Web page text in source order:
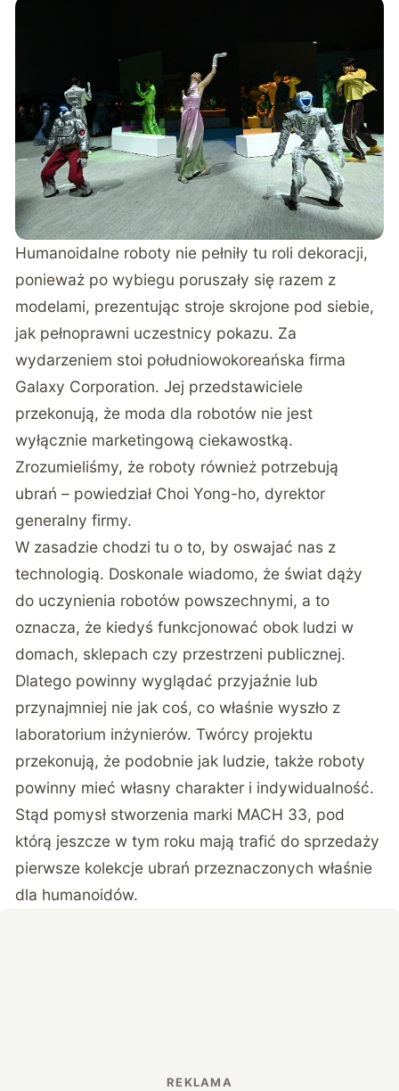
Humanoidalne roboty nie pełniły tu roli dekoracji,
ponieważ po wybiegu poruszały się razem z
modelami, prezentując stroje skrojone pod siebie,
jak pełnoprawni uczestnicy pokazu. Za
wydarzeniem stoi południowokoreańska firma
Galaxy Corporation. Jej przedstawiciele
przekonują, że moda dla robotów nie jest
wyłącznie marketingową ciekawostką.
Zrozumieliśmy, że roboty również potrzebują
ubrań – powiedział Choi Yong-ho, dyrektor
generalny firmy.
W zasadzie chodzi tu o to, by oswajać nas z
technologią. Doskonale wiadomo, że świat dąży
do uczynienia robotów powszechnymi, a to
oznacza, że kiedyś funkcjonować obok ludzi w
domach, sklepach czy przestrzeni publicznej.
Dlatego powinny wyglądać przyjaźnie lub
przynajmniej nie jak coś, co właśnie wyszło z
laboratorium inżynierów. Twórcy projektu
przekonują, że podobnie jak ludzie, także roboty
powinny mieć własny charakter i indywidualność.
Stąd pomysł stworzenia marki MACH 33, pod
którą jeszcze w tym roku mają trafić do sprzedaży
pierwsze kolekcje ubrań przeznaczonych właśnie
dla humanoidów.